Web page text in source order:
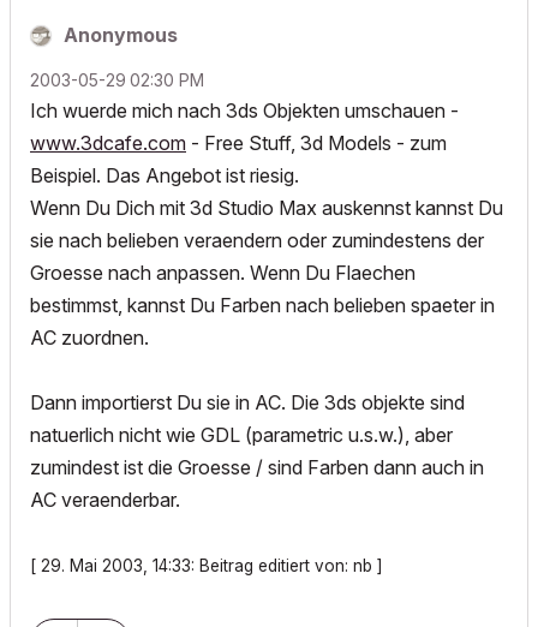
Anonymous
‎2003-05-29 02:30 PM
Ich wuerde mich nach 3ds Objekten umschauen -
www.3dcafe.com - Free Stuff, 3d Models - zum
Beispiel. Das Angebot ist riesig.
Wenn Du Dich mit 3d Studio Max auskennst kannst Du
sie nach belieben veraendern oder zumindestens der
Groesse nach anpassen. Wenn Du Flaechen
bestimmst, kannst Du Farben nach belieben spaeter in
AC zuordnen.
Dann importierst Du sie in AC. Die 3ds objekte sind
natuerlich nicht wie GDL (parametric u.s.w.), aber
zumindest ist die Groesse / sind Farben dann auch in
AC veraenderbar.
[ 29. Mai 2003, 14:33: Beitrag editiert von: nb ]